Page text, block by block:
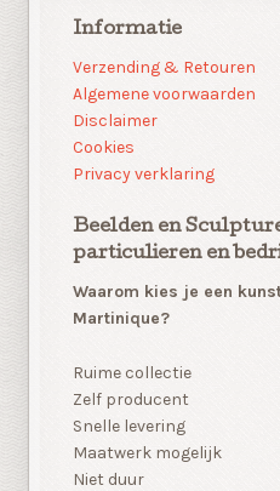
Informatie
Verzending & Retouren
Algemene voorwaarden
Disclaimer
Cookies
Privacy verklaring
Beelden en
particulieren en
Waarom kies je een
Martinique?
Ruime collectie
Zelf producent
Snelle levering
Maatwerk mogelijk
Niet duur